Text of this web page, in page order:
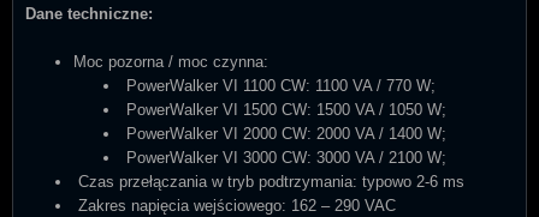
Dane techniczne:
Moc pozorna / moc czynna:
PowerWalker VI 1100 CW: 1100 VA / 770 W;
PowerWalker VI 1500 CW: 1500 VA / 1050 W;
PowerWalker VI 2000 CW: 2000 VA / 1400 W;
PowerWalker VI 3000 CW: 3000 VA / 2100 W;
Czas przełączania w tryb podtrzymania: typowo 2-6 ms
Zakres napięcia wejściowego: 162 – 290 VAC